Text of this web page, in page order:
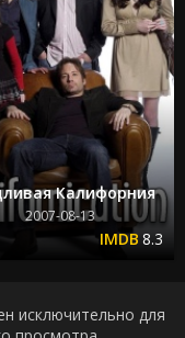
Калифорния
2007-08-13
8.3
исключительно для